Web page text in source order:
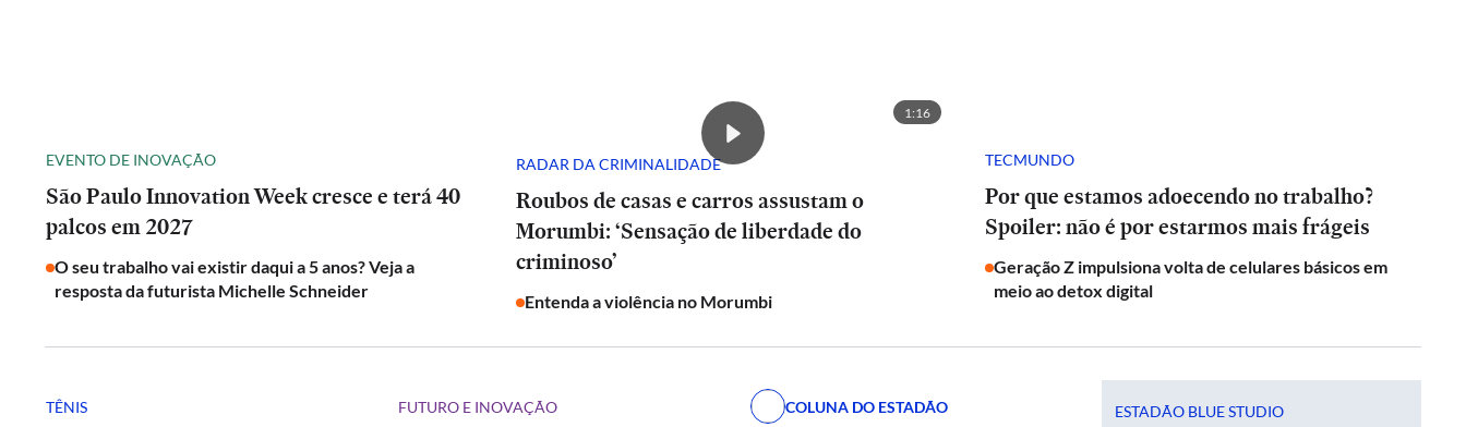
EVENTO DE INOVAÇÃO
São Paulo Innovation Week cresce e terá 40
palcos em 2027
O seu trabalho vai existir daqui a 5 anos? Veja a
resposta da futurista Michelle Schneider
1:16
RADAR DA CRIMINALIDADE
Roubos de casas e carros assustam o
Morumbi: ‘Sensação de liberdade do
criminoso’
Entenda a violência no Morumbi
TECMUNDO
Por que estamos adoecendo no trabalho?
Spoiler: não é por estarmos mais frágeis
Geração Z impulsiona volta de celulares básicos em
meio ao detox digital
TÊNIS FUTURO E INOVAÇÃO COLUNA DO ESTADÃO ESTADÃO BLUE STUDIO